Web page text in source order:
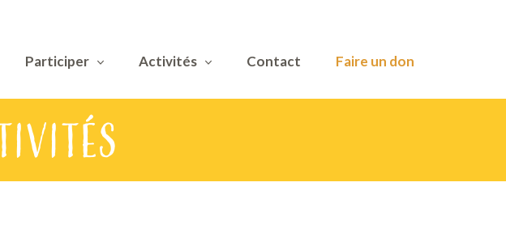
Participer Activités Contact Faire un don